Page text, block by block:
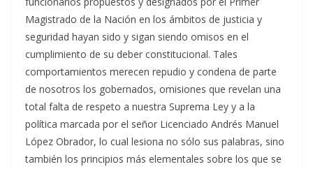
Magistrado de la Nación en los ámbitos de justicia y
seguridad hayan sido y sigan siendo omisos en el
cumplimiento de su deber constitucional. Tales
comportamientos merecen repudio y condena de parte
de nosotros los gobernados, omisiones que revelan una
total falta de respeto a nuestra Suprema Ley y a la
política marcada por el señor Licenciado Andrés Manuel
López Obrador, lo cual lesiona no sólo sus palabras, sino
también los principios más elementales sobre los que se